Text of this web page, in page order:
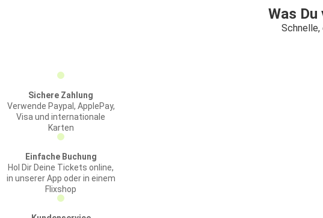
Was
Schnelle,
Sichere Zahlung
Verwende Paypal, ApplePay,
Visa und internationale
Karten
Einfache Buchung
Hol Dir Deine Tickets online,
in unserer App oder in einem
Flixshop